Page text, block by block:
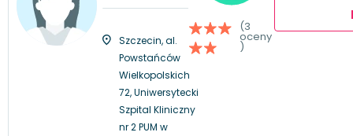
Szczecin, al.
Powstańców
Wielkopolskich
72, Uniwersytecki
Szpital Kliniczny
nr 2 PUM w
(3
oceny
)